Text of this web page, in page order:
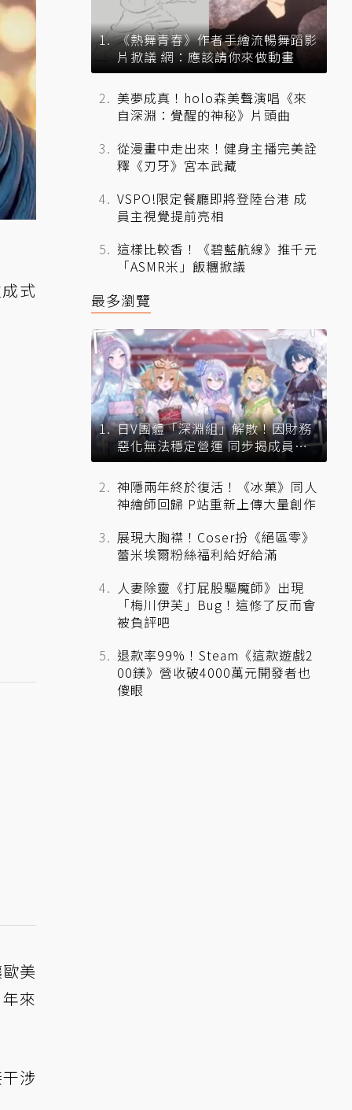
式
美
來
涉
《熱舞青春》作者手繪流暢舞蹈影
片掀議 網：應該請你來做動畫
美夢成真！holo森美聲演唱《來
自深淵：覺醒的神秘》片頭曲
從漫畫中走出來！健身主播完美詮
釋《刃牙》宮本武藏
VSPO!限定餐廳即將登陸台港 成
員主視覺提前亮相
這樣比較香！《碧藍航線》推千元
「ASMR米」飯糰掀議
最多瀏覽
日V團體「深淵組」解散！因財務
惡化無法穩定營運 同步揭成員未
來去向
神隱兩年終於復活！《冰菓》同人
神繪師回歸 P站重新上傳大量創作
展現大胸襟！Coser扮《絕區零》
蕾米埃爾粉絲福利給好給滿
人妻除靈《打屁股驅魔師》出現
「梅川伊芙」Bug！這修了反而會
被負評吧
退款率99%！Steam《這款遊戲2
00鎂》營收破4000萬元開發者也
傻眼